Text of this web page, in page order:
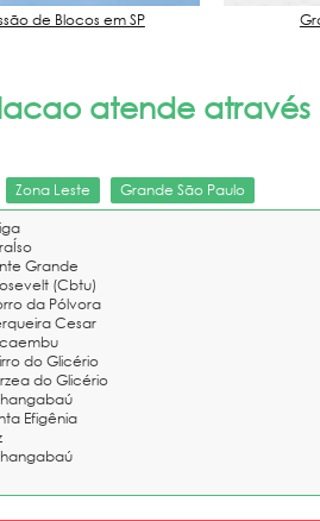
de Blocos em SP
atende através
Zona Leste Grande São Paulo
Grande
(Cbtu)
da Pólvora
Cesar
do Glicério
do Glicério
Efigênia